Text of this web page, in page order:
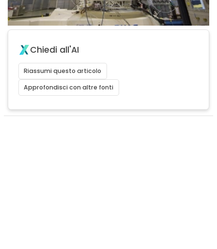
Chiedi all'AI
Riassumi questo articolo
Approfondisci con altre fonti